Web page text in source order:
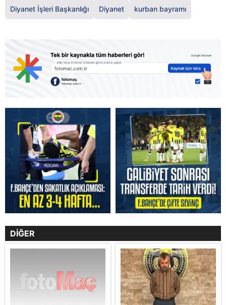
Diyanet İşleri Başkanlığı Diyanet kurban bayramı
DİĞER